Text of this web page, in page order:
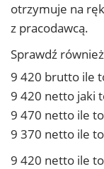
otrzymuje na
z pracodawcą.
Sprawdź
9 420 brutto ile
9 420 netto jaki
9 470 netto ile
9 370 netto ile
9 420 netto ile